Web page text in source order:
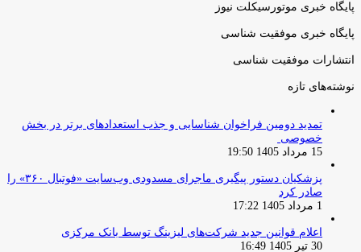
پایگاه خبری موتورسیکلت نیوز
پایگاه خبری موفقیت شناسی
انتشارات موفقیت شناسی
نوشته‌های تازه
تمدید دومین فراخوان شناسایی و جذب استعدادهای برتر در بخش
خصوصی
15 مرداد 1405 19:50
پزشکیان دستور پیگیری ماجرای مسدودی وب‌سایت «فوتبال ۳۶۰» را
صادر کرد
1 مرداد 1405 17:22
اعلام قوانین جدید شرکت‌های لیزینگ توسط بانک مرکزی
30 تیر 1405 16:49